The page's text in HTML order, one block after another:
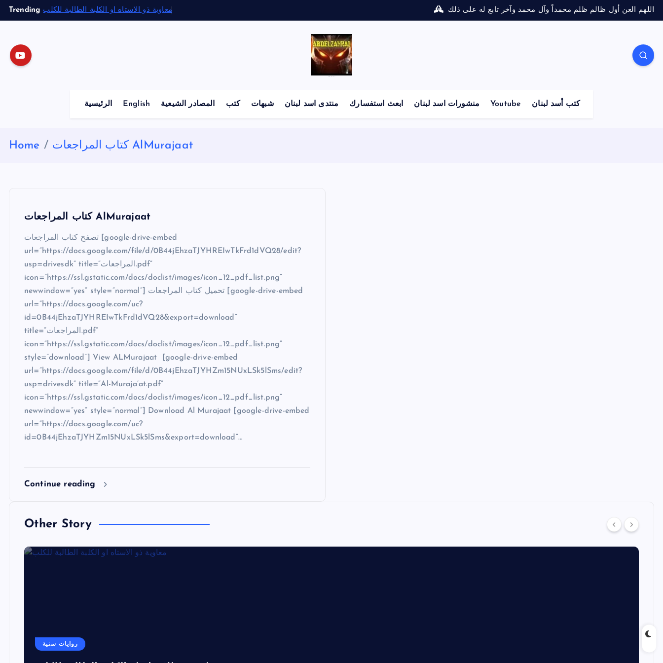
k
Trending معاوية ذو الاستاه او الكلبة الطالبة للكلب اللهم العن أول ظالم ظلم محمداً وآل محمد وآخر تابع له على ذلك
الرئيسية English المصادر الشيعية كتب شبهات منتدى اسد لبنان ابعث استفسارك منشورات اسد لبنان Youtube كتب أسد لبنان
Home كتاب المراجعات AlMurajaat
كتاب المراجعات AlMurajaat
تصفح كتاب المراجعات [google-drive-embed
url=”https://docs.google.com/file/d/0B44jEhzaTJYHREIwTkFrd1dVQ28/edit?
usp=drivesdk” title=”المراجعات.pdf”
icon=”https://ssl.gstatic.com/docs/doclist/images/icon_12_pdf_list.png”
newwindow=”yes” style=”normal”] تحميل كتاب المراجعات [google-drive-embed
url=”https://docs.google.com/uc?
id=0B44jEhzaTJYHREIwTkFrd1dVQ28&export=download”
title=”المراجعات.pdf”
icon=”https://ssl.gstatic.com/docs/doclist/images/icon_12_pdf_list.png”
style=”download”] View ALMurajaat [google-drive-embed
url=”https://docs.google.com/file/d/0B44jEhzaTJYHZm15NUxLSk5lSms/edit?
usp=drivesdk” title=”Al-Muraja’at.pdf”
icon=”https://ssl.gstatic.com/docs/doclist/images/icon_12_pdf_list.png”
newwindow=”yes” style=”normal”] Download Al Murajaat [google-drive-embed
url=”https://docs.google.com/uc?
id=0B44jEhzaTJYHZm15NUxLSk5lSms&export=download”…
Continue reading
Other Story
روايات سنية